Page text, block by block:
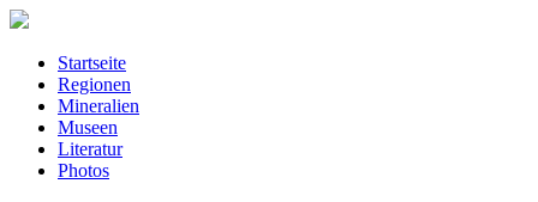
Startseite
Regionen
Mineralien
Museen
Literatur
Photos